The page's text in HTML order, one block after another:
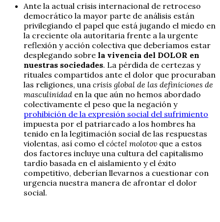
Ante la actual crisis internacional de retroceso
democrático la mayor parte de análisis están
privilegiando el papel que está jugando el miedo en
la creciente ola autoritaria frente a la urgente
reflexión y acción colectiva que deberíamos estar
desplegando sobre la vivencia del DOLOR en
nuestras sociedades. La pérdida de certezas y
rituales compartidos ante el dolor que procuraban
las religiones, una crisis global de las definiciones de
masculinidad en la que aún no hemos abordado
colectivamente el peso que la negación y
prohibición de la expresión social del sufrimiento
impuesta por el patriarcado a los hombres ha
tenido en la legitimación social de las respuestas
violentas, así como el cóctel molotov que a estos
dos factores incluye una cultura del capitalismo
tardío basada en el aislamiento y el éxito
competitivo, deberían llevarnos a cuestionar con
urgencia nuestra manera de afrontar el dolor
social.